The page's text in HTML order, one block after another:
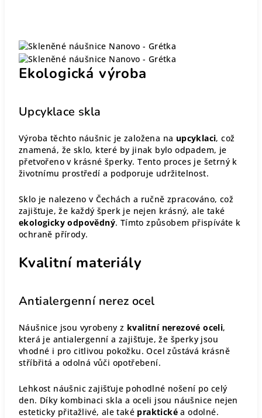
Ekologická výroba
Upcyklace skla
Výroba těchto náušnic je založena na upcyklaci, což
znamená, že sklo, které by jinak bylo odpadem, je
přetvořeno v krásné šperky. Tento proces je šetrný k
životnímu prostředí a podporuje udržitelnost.
Sklo je nalezeno v Čechách a ručně zpracováno, což
zajišťuje, že každý šperk je nejen krásný, ale také
ekologicky odpovědný. Tímto způsobem přispíváte k
ochraně přírody.
Kvalitní materiály
Antialergenní nerez ocel
Náušnice jsou vyrobeny z kvalitní nerezové oceli,
která je antialergenní a zajišťuje, že šperky jsou
vhodné i pro citlivou pokožku. Ocel zůstává krásně
stříbřitá a odolná vůči opotřebení.
Lehkost náušnic zajišťuje pohodlné nošení po celý
den. Díky kombinaci skla a oceli jsou náušnice nejen
esteticky přitažlivé, ale také praktické a odolné.